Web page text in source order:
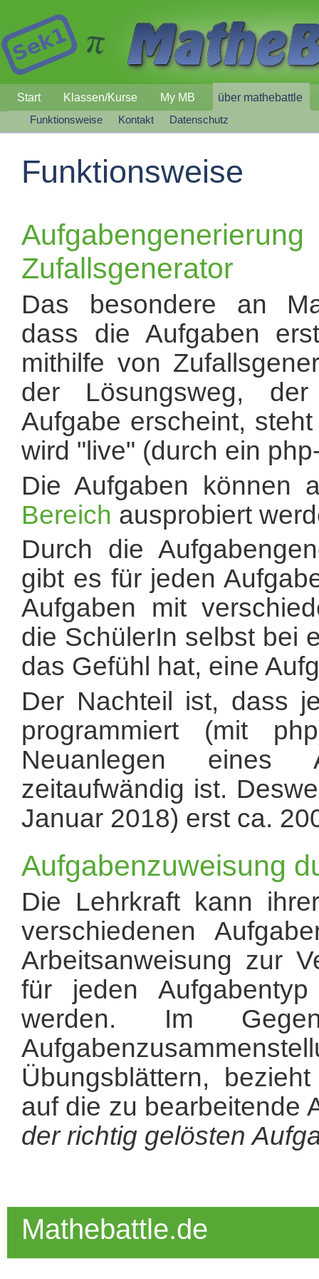
Start Klassen/Kurse My MB
über mathebattle
Funktionsweise
Kontakt Datenschutz
Funktionsweise
Zufallsgenerator
Das besondere an
dass die Aufgaben
mithilfe von
der Lösungsweg,
Aufgabe erscheint,
wird "live" (durch ein
Die Aufgaben können
Bereich ausprobiert
Durch die
gibt es für jeden
Aufgaben mit
die SchülerIn selbst bei
das Gefühl hat, eine
Der Nachteil ist, dass
programmiert (mit
Neuanlegen eines
zeitaufwändig ist.
Januar 2018) erst ca.
Aufgabenzuweisung
Die Lehrkraft kann
verschiedenen
Arbeitsanweisung zur
für jeden
werden. Im
Übungsblättern,
auf die zu bearbeitende
der richtig gelösten
Mathebattle.de